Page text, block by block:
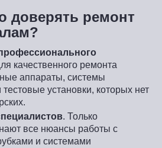
доверять ремонт
качественного ремонта
аппараты, системы
установки, которых нет
. Только
все нюансы работы с
и системами